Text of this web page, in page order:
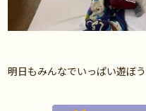
明日もみんなでいっぱい遊ぼ